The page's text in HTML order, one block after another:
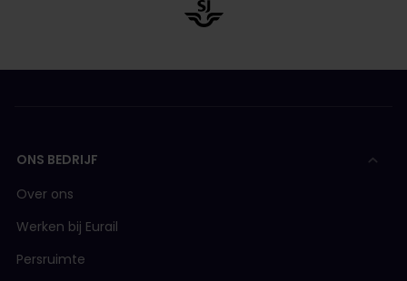
ONS BEDRIJF
Over ons
Werken bij Eurail
Persruimte